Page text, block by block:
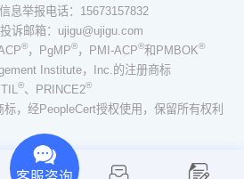
息举报电话：15673157832
诉邮箱：ujigu@ujigu.com
®，PgMP®，PMI-ACP®和PMBOK®
Institute，Inc.的注册商标
ITIL®、PRINCE2®
，经PeopleCert授权使用，保留所有权利